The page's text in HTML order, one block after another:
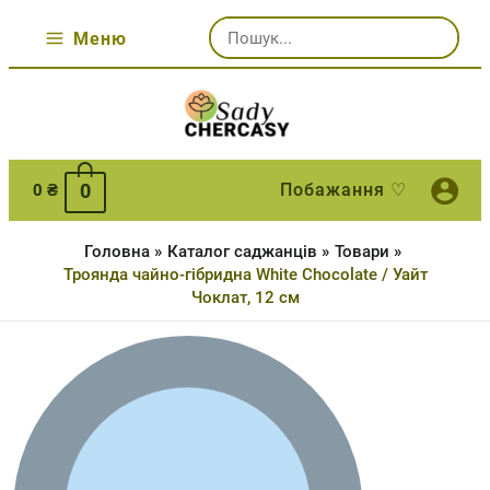
Меню
Шукати:
0 ₴ 0 Побажання ♡
Головна Каталог саджанців
Товари
Троянда чайно-гібридна White Chocolate / Уайт
Чоклат, 12 см